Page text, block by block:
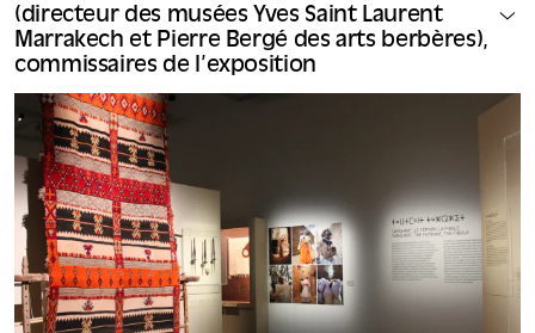
(directeur des musées Yves Saint Laurent
Marrakech et Pierre Bergé des arts berbères),
commissaires de l’exposition